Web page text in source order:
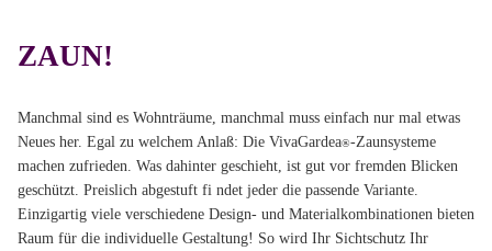
ZAUN!
Manchmal sind es Wohnträume, manchmal muss einfach nur mal etwas
Neues her. Egal zu welchem Anlaß: Die VivaGardea®-Zaunsysteme
machen zufrieden. Was dahinter geschieht, ist gut vor fremden Blicken
geschützt. Preislich abgestuft fi ndet jeder die passende Variante.
Einzigartig viele verschiedene Design- und Materialkombinationen bieten
Raum für die individuelle Gestaltung! So wird Ihr Sichtschutz Ihr